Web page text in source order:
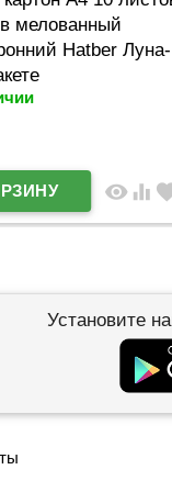
мелованный
Hatber Луна-
visibility equalizer
Установите